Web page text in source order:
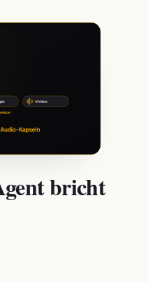
bricht